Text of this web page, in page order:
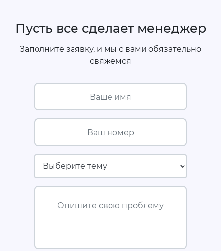
Пусть все сделает менеджер
Заполните заявку, и мы с вами обязательно
свяжемся
Ваше имя
Ваш номер
Опишите свою проблему